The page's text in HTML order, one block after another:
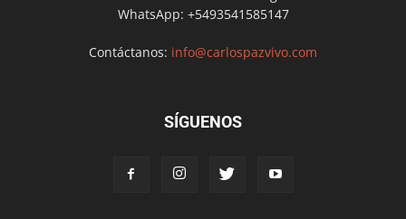
WhatsApp: +5493541585147
Contáctanos: info@carlospazvivo.com
SÍGUENOS